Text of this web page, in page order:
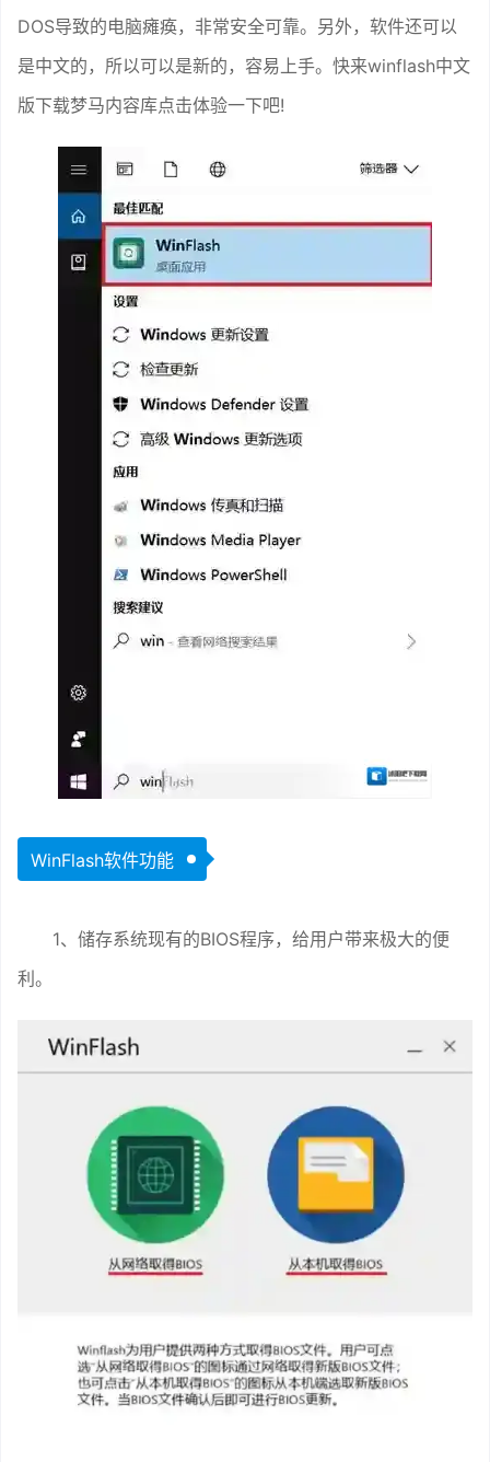
DOS导致的电脑瘫痪，非常安全可靠。另外，软件还可以
是中文的，所以可以是新的，容易上手。快来winflash中文
版下载梦马内容库点击体验一下吧!
WinFlash软件功能
1、储存系统现有的BIOS程序，给用户带来极大的便
利。